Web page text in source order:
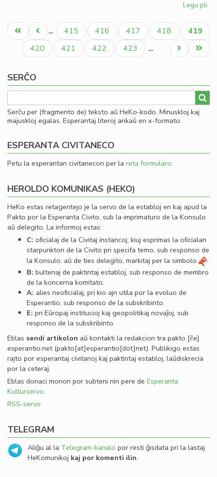
Legu pli
la
Pagination
Unua
paĝo
Antaŭa
paĝo
… Paĝo
415 Paĝo
416 Paĝo
417 Paĝo
418
Aktuala
paĝo
419
Paĝo
420 Paĝo
421 Paĝo
422 Paĝo
423 …
Last
page
Next
page
SERĈO
Serĉu per (fragmento de) teksto aŭ HeKo-kodo. Minuskloj kaj
majuskloj egalas. Esperantaj literoj ankaŭ en x-formato.
ESPERANTA CIVITANECO
Petu la esperantan civitanecon per la reta formularo.
HEROLDO KOMUNIKAS (HEKO)
HeKo estas retagentejo je la servo de la establoj en kaj apud la
Pakto por la Esperanta Civito, sub la imprimaturo de la Konsulo
aŭ delegito. La informoj estas:
C: oﬁcialaj de la Civitaj instancoj, kiuj esprimas la oﬁcialan
starpunkton de la Civito pri specifa temo, sub responso de
la Konsulo, aŭ de ties delegito, markitaj per la simbolo
.
B: bultenaj de paktintaj establoj, sub responso de membro
de la koncerna komitato.
A: alies neoﬁcialaj, pri kio ajn utila por la evoluo de
Esperantio, sub responso de la subskribinto.
E: pri Eŭropaj institucioj kaj geopolitikaj novaĵoj, sub
responso de la subskribinto.
Eblas sendi artikolon aŭ kontakti la redakcion tra pakto [ĉe]
esperantio.net(pakto[at]esperantio[dot]net). Publikigo estas
rajto por esperantaj civitanoj kaj paktintaj establoj, laŭdiskrecia
por la ceteraj.
Eblas donaci monon por subteni nin pere de Esperanta
Kulturservo.
RSS-servo
TELEGRAM
Aliĝu al la Telegram-kanalo por resti ĝisdata pri la lastaj
HeKomunikoj kaj por komenti ilin.